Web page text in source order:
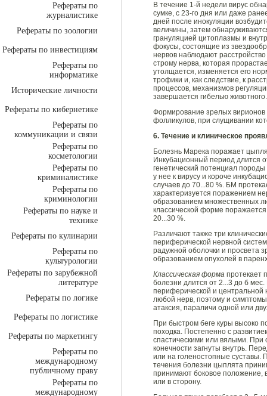
Рефераты по
журналистике
Рефераты по зоологии
Рефераты по инвестициям
Рефераты по
информатике
Исторические личности
Рефераты по кибернетике
Рефераты по
коммуникации и связи
Рефераты по
косметологии
Рефераты по
криминалистике
Рефераты по
криминологии
Рефераты по науке и
технике
Рефераты по кулинарии
Рефераты по
культурологии
Рефераты по зарубежной
литературе
Рефераты по логике
Рефераты по логистике
Рефераты по маркетингу
Рефераты по
международному
публичному праву
Рефераты по
международному
В течение 1-й недели вирус
сумке, с 23-го дня или даже
дней после инокуляции
величины, затем
грануляцией цитоплазмы и
фокусы, состоящие из
нервов наблюдают
строму нерва, которая
утолщается, изменяется его
трофики и, как следствие, к
процессов, механизмов
завершается гибелью животного.
Формирование зрелых вирионов
фолликулов, при слущивании
6. Течение и клиническое
Болезнь Марека поражает
Инкубационный период длится
генетический потенциал
у нее к вирусу и короче
случаев до 70...80 %. БМ
характеризуется поражением
образованием множественных
классической форме
20...30 %.
Различают также три
периферической нервной
радужной оболочки и просвета
образованием опухолей в
Классическая форма протекает
болезни длится от 2...3 до б
периферической и центральной
любой нерв, поэтому и
атаксия, параличи одной или
При быстром беге куры высоко
походка. Постепенно с
спастическими или вялыми. При
конечности загнуты внутрь.
или на голеностопные суставы.
течения болезни цыплята
принимают боковое положение,
или в сторону.